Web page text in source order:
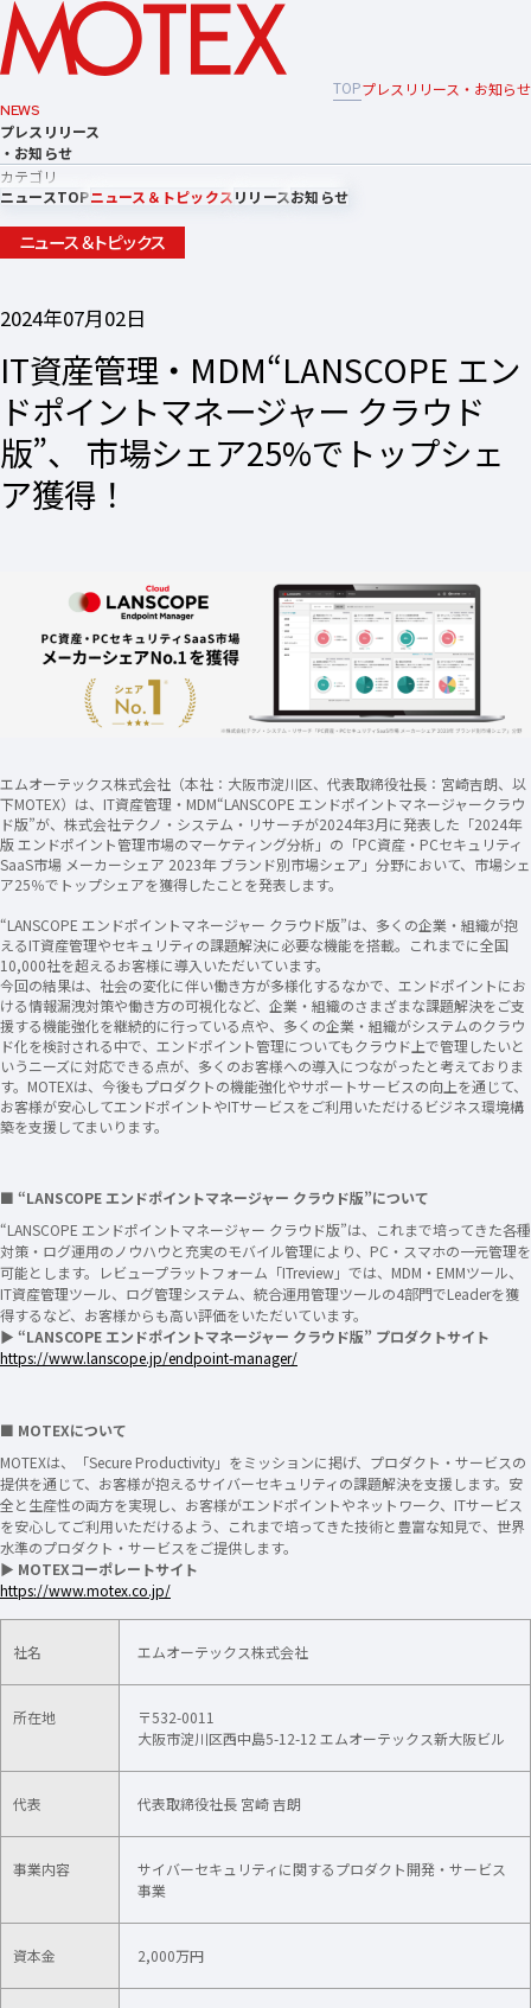
TOPプレスリリース・お知らせ
NEWS
プレスリリース
・お知らせ
カテゴリ
ニュースTOPニュース＆トピックスリリースお知らせ
ニュース＆トピックス
2024年07月02日
IT資産管理・MDM“LANSCOPE エン
ドポイントマネージャー クラウド
版”、 市場シェア25%でトップシェ
ア獲得！
エムオーテックス株式会社（本社：大阪市淀川区、代表取締役社長：宮崎吉朗、以
下MOTEX）は、IT資産管理・MDM“LANSCOPE エンドポイントマネージャークラウ
ド版”が、株式会社テクノ・システム・リサーチが2024年3月に発表した「2024年
版 エンドポイント管理市場のマーケティング分析」の「PC資産・PCセキュリティ
SaaS市場 メーカーシェア 2023年 ブランド別市場シェア」分野において、市場シェ
ア25％でトップシェアを獲得したことを発表します。
“LANSCOPE エンドポイントマネージャー クラウド版”は、多くの企業・組織が抱
えるIT資産管理やセキュリティの課題解決に必要な機能を搭載。これまでに全国
10,000社を超えるお客様に導入いただいています。
今回の結果は、社会の変化に伴い働き方が多様化するなかで、エンドポイントにお
ける情報漏洩対策や働き方の可視化など、企業・組織のさまざまな課題解決をご支
援する機能強化を継続的に行っている点や、多くの企業・組織がシステムのクラウ
ド化を検討される中で、エンドポイント管理についてもクラウド上で管理したいと
いうニーズに対応できる点が、多くのお客様への導入につながったと考えておりま
す。MOTEXは、今後もプロダクトの機能強化やサポートサービスの向上を通じて、
お客様が安心してエンドポイントやITサービスをご利用いただけるビジネス環境構
築を支援してまいります。
■ “LANSCOPE エンドポイントマネージャー クラウド版”について
“LANSCOPE エンドポイントマネージャー クラウド版”は、これまで培ってきた各種
対策・ログ運用のノウハウと充実のモバイル管理により、PC・スマホの一元管理を
可能とします。レビュープラットフォーム「ITreview」では、MDM・EMMツール、
IT資産管理ツール、ログ管理システム、統合運用管理ツールの4部門でLeaderを獲
得するなど、お客様からも高い評価をいただいています。
▶ “LANSCOPE エンドポイントマネージャー クラウド版” プロダクトサイト
https://www.lanscope.jp/endpoint-manager/
■ MOTEXについて
MOTEXは、「Secure Productivity」をミッションに掲げ、プロダクト・サービスの
提供を通じて、お客様が抱えるサイバーセキュリティの課題解決を支援します。安
全と生産性の両方を実現し、お客様がエンドポイントやネットワーク、ITサービス
を安心してご利用いただけるよう、これまで培ってきた技術と豊富な知見で、世界
水準のプロダクト・サービスをご提供します。
▶ MOTEXコーポレートサイト
https://www.motex.co.jp/
社名 エムオーテックス株式会社
所在地
〒532-0011
大阪市淀川区西中島5-12-12 エムオーテックス新大阪ビル
代表 代表取締役社長 宮崎 吉朗
事業内容
サイバーセキュリティに関するプロダクト開発・サービス
事業
資本金 2,000万円